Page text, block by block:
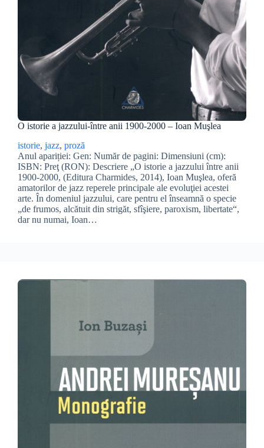
O istorie a jazzului-între anii 1900-2000 – Ioan Muşlea
istorie, jazz, proză
Anul apariției: Gen: Număr de pagini: Dimensiuni (cm):
ISBN: Preţ (RON): Descriere „O istorie a jazzului între anii
1900-2000, (Editura Charmides, 2014), Ioan Muşlea, oferă
amatorilor de jazz reperele principale ale evoluţiei acestei
arte. În domeniul jazzului, care pentru el înseamnă o specie
„de frumos, alcătuit din strigăt, sfîşiere, paroxism, libertate“,
dar nu numai, Ioan…